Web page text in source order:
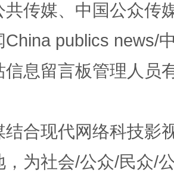
游的“隐身衣” 如何以
共传媒、中国公众传
China publics news/
信息留言板管理人员
结合现代网络科技影
，为社会/公众/民众/